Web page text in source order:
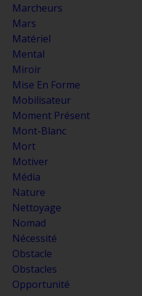
Marcheurs
Mars
Matériel
Mental
Miroir
Mise En Forme
Mobilisateur
Moment Présent
Mont-Blanc
Mort
Motiver
Média
Nature
Nettoyage
Nomad
Nécessité
Obstacle
Obstacles
Opportunité